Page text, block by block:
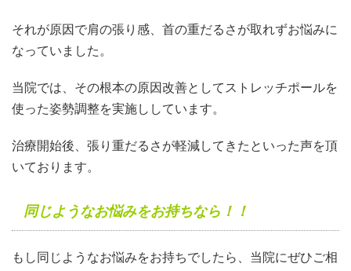
それが原因で肩の張り感、首の重だるさが取れずお悩みに
なっていました。
当院では、その根本の原因改善としてストレッチポールを
使った姿勢調整を実施ししています。
治療開始後、張り重だるさが軽減してきたといった声を頂
いております。
同じようなお悩みをお持ちなら！！
もし同じようなお悩みをお持ちでしたら、当院にぜひご相